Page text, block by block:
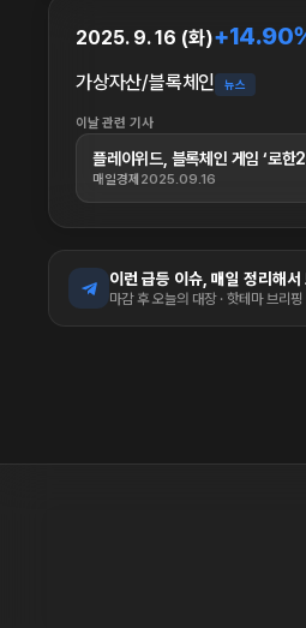
2025. 9. 16 (화)
가상자산/블록체인 뉴스
이날 관련 기사
플레이위드, 블록체인 게임 ‘로
매일경제 2025.09.16
이런 급등 이슈, 매일 정리해
마감 후 오늘의 대장 · 핫테마 브리핑